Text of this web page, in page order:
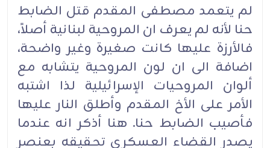
لم يتعمد مصطفى المقدم قتل الضابط
حنا لأنه لم يعرف ان المروحية لبنانية أصلاً،
فالأرزة عليها كانت صغيرة وغير واضحة،
اضافة الى ان لون المروحية يتشابه مع
ألوان المروحيات الإسرائيلية لذا اشتبه
الأمر على الأخ المقدم وأطلق النار عليها
فأصيب الضابط حنا. هنا أذكر انه عندما
يصدر القضاء العسكري تحقيقه بعنصر